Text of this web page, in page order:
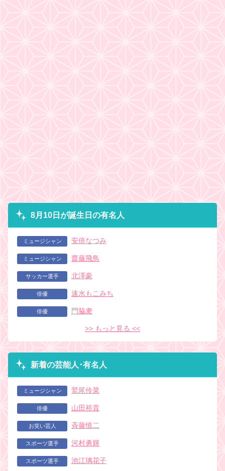
8月10日が誕生日の有名人
ミュージシャン 安倍なつみ
ミュージシャン 齋藤飛鳥
サッカー選手 北澤豪
俳優 速水もこみち
俳優 門脇麦
>> もっと見る <<
新着の芸能人･有名人
ミュージシャン 鷲尾伶菜
俳優 山田裕貴
お笑い芸人 斉藤慎二
スポーツ選手 河村勇輝
スポーツ選手 池江璃花子